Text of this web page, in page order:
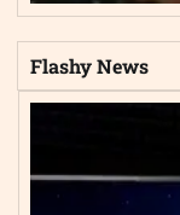
Flashy News